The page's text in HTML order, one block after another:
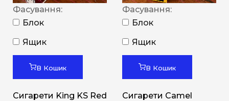
Фасування:
Блок
Ящик
В Кошик
Сигарети King KS Red
Фасування:
Блок
Ящик
В Кошик
Сигарети Camel